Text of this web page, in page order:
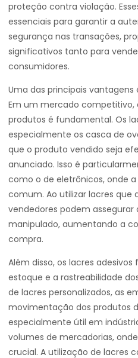
proteção contra violação.
essenciais para garantir a
segurança nas transações,
significativos tanto para
consumidores.
Uma das principais
Em um mercado competitivo,
produtos é fundamental. Os
especialmente os casca de
que o produto vendido seja
anunciado. Isso é
como o de eletrônicos, onde
comum. Ao utilizar lacres que
vendedores podem
manipulado, aumentando a
compra.
Além disso, os lacres
estoque e a rastreabilidade
de lacres personalizados, as
movimentação dos produtos
especialmente útil em
volumes de mercadorias,
crucial. A utilização de lacres